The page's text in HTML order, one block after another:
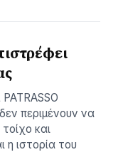
περιμένουν να
και
η ιστορία του